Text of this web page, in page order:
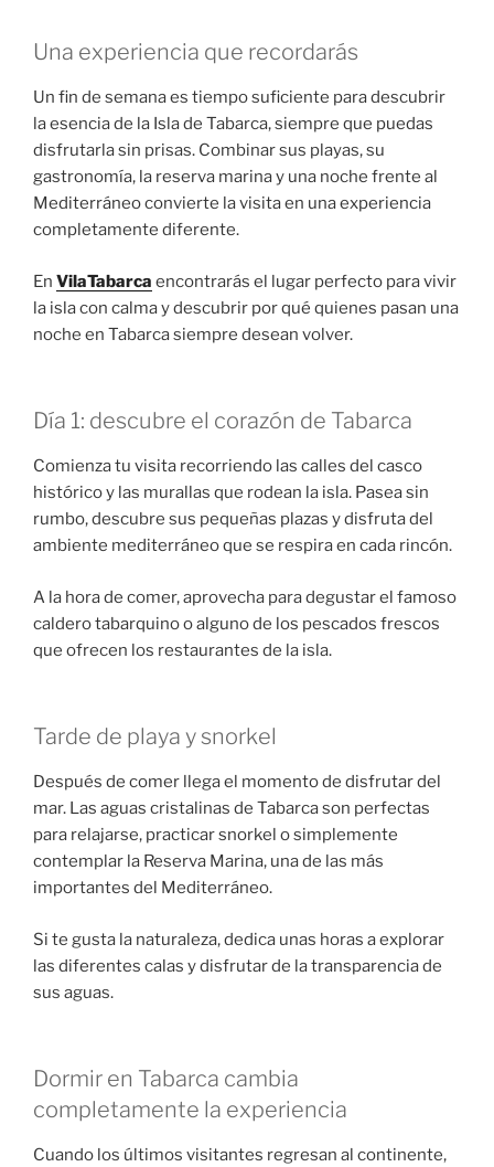
Una experiencia que recordarás
Un fin de semana es tiempo suficiente para descubrir
la esencia de la Isla de Tabarca, siempre que puedas
disfrutarla sin prisas. Combinar sus playas, su
gastronomía, la reserva marina y una noche frente al
Mediterráneo convierte la visita en una experiencia
completamente diferente.
En VilaTabarca encontrarás el lugar perfecto para vivir
la isla con calma y descubrir por qué quienes pasan una
noche en Tabarca siempre desean volver.
Día 1: descubre el corazón de Tabarca
Comienza tu visita recorriendo las calles del casco
histórico y las murallas que rodean la isla. Pasea sin
rumbo, descubre sus pequeñas plazas y disfruta del
ambiente mediterráneo que se respira en cada rincón.
A la hora de comer, aprovecha para degustar el famoso
caldero tabarquino o alguno de los pescados frescos
que ofrecen los restaurantes de la isla.
Tarde de playa y snorkel
Después de comer llega el momento de disfrutar del
mar. Las aguas cristalinas de Tabarca son perfectas
para relajarse, practicar snorkel o simplemente
contemplar la Reserva Marina, una de las más
importantes del Mediterráneo.
Si te gusta la naturaleza, dedica unas horas a explorar
las diferentes calas y disfrutar de la transparencia de
sus aguas.
Dormir en Tabarca cambia
completamente la experiencia
Cuando los últimos visitantes regresan al continente,